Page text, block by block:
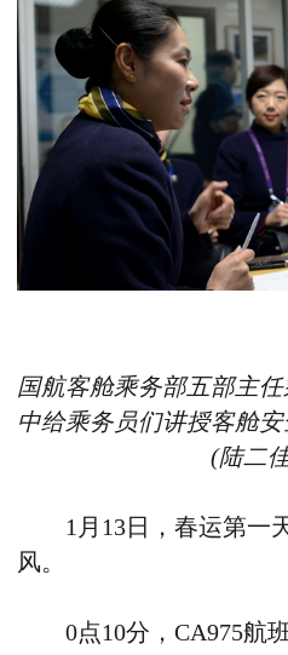
国航客舱乘务部五部主
中给乘务员们讲授客舱安
(陆二
1月13日，春运第一
风。
0点10分，CA975航班